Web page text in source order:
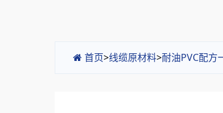
首页>线缆原材料>耐油PVC配方